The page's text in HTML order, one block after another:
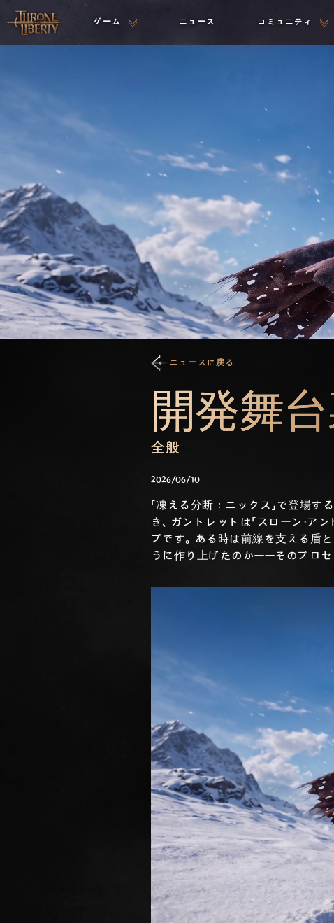
ゲーム ニュース コミュニティ
ニュースに戻る
開発舞
全般
2026/06/10
「凍える分断：ニックス」で登場す
き、ガントレットは「スローン・ア
プです。ある時は前線を支える盾
うに作り上げたのか——そのプロセ